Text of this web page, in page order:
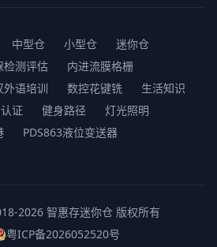
中型仓 小型仓
迷你仓
检测评估
内进流膜格栅
外语培训 数控花键铣
生活知识
证 健身路径
灯光照明
PDS863液位变送器
2026 智惠存迷你仓 版权所有
粤ICP备2026052520号